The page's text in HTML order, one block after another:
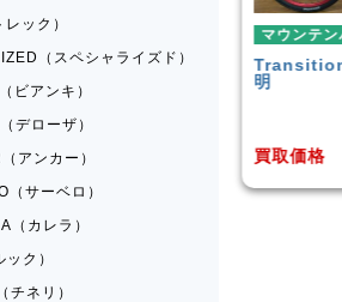
ンテンバイク
Bikes モデル不
格
マウンテ
TREK
2020-21
買取価格
ック）
（スペシャライズド）
ビアンキ）
デローザ）
アンカー）
サーベロ）
（カレラ）
ク）
チネリ）